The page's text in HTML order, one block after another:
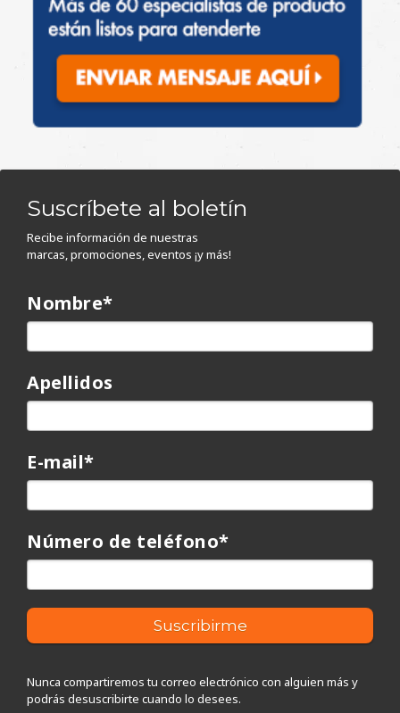
Suscríbete al boletín
Recibe información de nuestras
marcas, promociones, eventos ¡y más!
Nombre*
Apellidos
E-mail*
Número de teléfono*
Nunca compartiremos tu correo electrónico con alguien más y
podrás desuscribirte cuando lo desees.